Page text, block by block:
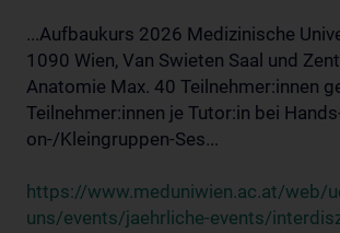
...Aufbaukurs 2026 Medizinische
1090 Wien, Van Swieten Saal und
Anatomie Max. 40 Teilnehmer:innen
Teilnehmer:innen je Tutor:in bei
on-/Kleingruppen-Ses...
https://www.meduniwien.ac.at/web/
uns/events/jaehrliche-events/